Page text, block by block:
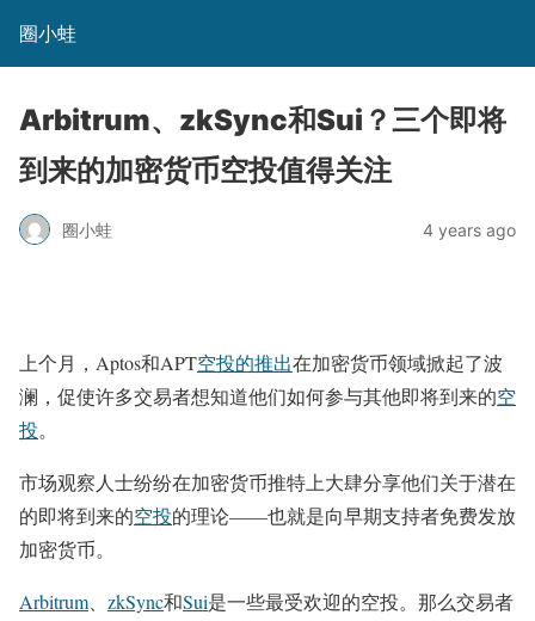
圈小蛙
Arbitrum、zkSync和Sui？三个即将
到来的加密货币空投值得关注
圈小蛙 4 years ago
上个月，Aptos和APT空投的推出在加密货币领域掀起了波
澜，促使许多交易者想知道他们如何参与其他即将到来的空
投。
市场观察人士纷纷在加密货币推特上大肆分享他们关于潜在
的即将到来的空投的理论——也就是向早期支持者免费发放
加密货币。
Arbitrum zkSync和Sui是一些最受欢迎的空投。那么交易者